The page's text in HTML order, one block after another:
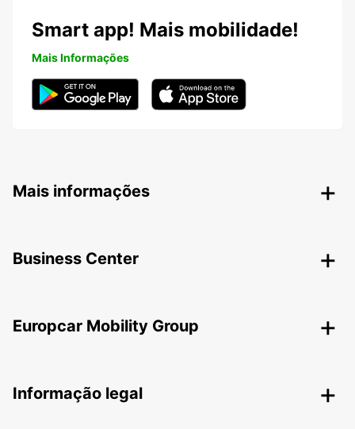
Smart app! Mais mobilidade!
Mais Informações
Mais informações
Business Center
Europcar Mobility Group
Informação legal